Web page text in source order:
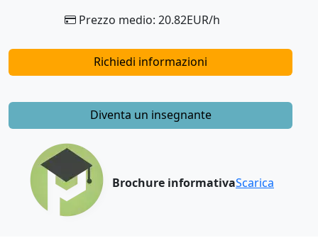
Prezzo medio: 20.82EUR/h
Richiedi informazioni
Diventa un insegnante
Brochure informativaScarica